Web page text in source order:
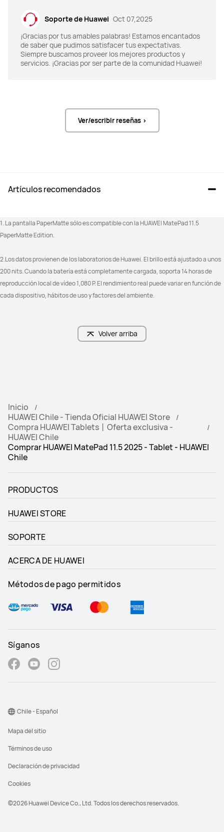
Soporte de Huawei Oct 07,2025
¡Gracias por tus amables palabras! Estamos encantados
de saber que pudimos satisfacer tus expectativas.
Siempre buscamos proveer los mejores productos y
servicios. ¡Gracias por ser parte de la comunidad Huawei!
Ver/escribir reseñas >
Artículos recomendados
1. La pantalla PaperMatte sólo es compatible con la HUAWEI MatePad 11.5
PaperMatte Edition.
2.Los datos provienen de los laboratorios de Huawei. El brillo está ajustado a unos
200 nits. Cuando la batería está completamente cargada, soporta 14 horas de
reproducción local de vídeo 1,080 P. El rendimiento real puede variar en función de
cada dispositivo, hábitos de uso y factores del ambiente.
Volver arriba
Inicio
HUAWEI Chile - Tienda Oficial HUAWEI Store
Compra HUAWEI Tablets丨Oferta exclusiva -
HUAWEI Chile
Comprar HUAWEI MatePad 11.5 2025 - Tablet - HUAWEI
Chile
PRODUCTOS
HUAWEI STORE
SOPORTE
ACERCA DE HUAWEI
Métodos de pago permitidos
Síganos
©2026 Huawei Device Co., Ltd. Todos los derechos reservados.
Mapa del sitio
Términos de uso
Declaración de privacidad
Cookies
Chile - Español